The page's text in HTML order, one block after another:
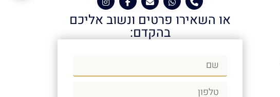
או השאירו פרטים ונשוב אליכם
בהקדם: